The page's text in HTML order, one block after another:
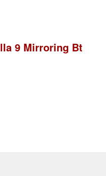
9 Mirroring Bt